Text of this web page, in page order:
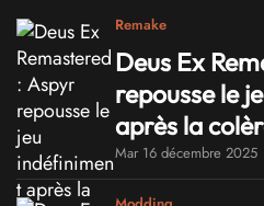
Remake
Deus Ex
repousse le
après la
Mar 16 décembre 2025